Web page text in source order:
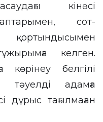
кінәсі
сот-
қортындысымен
келген.
көрінеу белгілі
тәуелді адамға
дұрыс тағылмаған